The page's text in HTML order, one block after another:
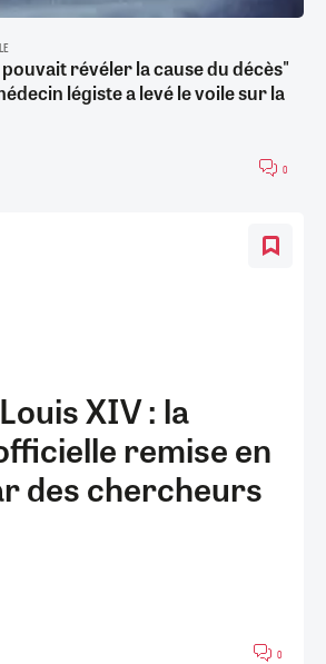
révéler la cause du décès"
légiste a levé le voile sur la
0
XIV : la
remise en
des chercheurs
0